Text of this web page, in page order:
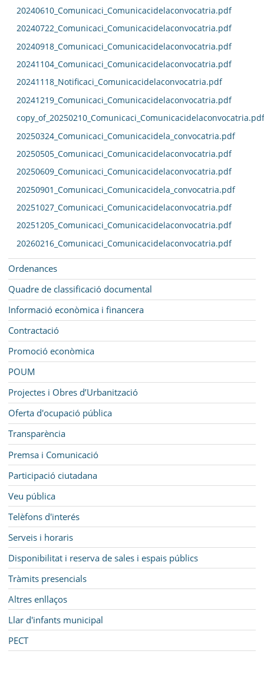
20240610_Comunicaci_Comunicacidelaconvocatria.pdf
20240722_Comunicaci_Comunicacidelaconvocatria.pdf
20240918_Comunicaci_Comunicacidelaconvocatria.pdf
20241104_Comunicaci_Comunicacidelaconvocatria.pdf
20241118_Notificaci_Comunicacidelaconvocatria.pdf
20241219_Comunicaci_Comunicacidelaconvocatria.pdf
copy_of_20250210_Comunicaci_Comunicacidelaconvocatria.pdf
20250324_Comunicaci_Comunicacidela_convocatria.pdf
20250505_Comunicaci_Comunicacidelaconvocatria.pdf
20250609_Comunicaci_Comunicacidelaconvocatria.pdf
20250901_Comunicaci_Comunicacidela_convocatria.pdf
20251027_Comunicaci_Comunicacidelaconvocatria.pdf
20251205_Comunicaci_Comunicacidelaconvocatria.pdf
20260216_Comunicaci_Comunicacidelaconvocatria.pdf
Ordenances
Quadre de classificació documental
Informació econòmica i financera
Contractació
Promoció econòmica
POUM
Projectes i Obres d’Urbanització
Oferta d'ocupació pública
Transparència
Premsa i Comunicació
Participació ciutadana
Veu pública
Telèfons d'interés
Serveis i horaris
Disponibilitat i reserva de sales i espais públics
Tràmits presencials
Altres enllaços
Llar d'infants municipal
PECT